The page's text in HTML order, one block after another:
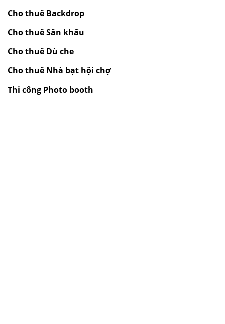
Cho thuê Backdrop
Cho thuê Sân khấu
Cho thuê Dù che
Cho thuê Nhà bạt hội chợ
Thi công Photo booth